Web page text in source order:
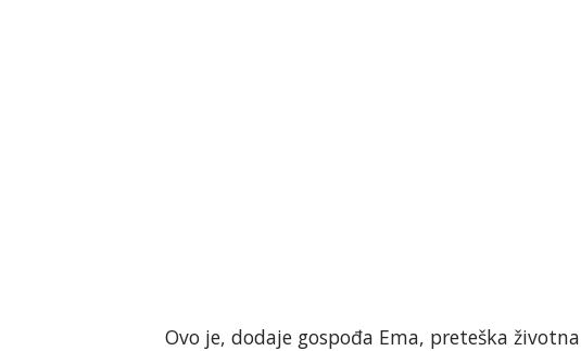
Ovo je, dodaje gospođa Ema, preteška